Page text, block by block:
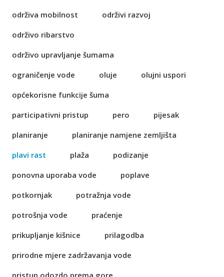
održiva mobilnost
održivi razvoj
održivo ribarstvo
održivo upravljanje šumama
ograničenje vode
oluje
olujni uspori
općekorisne funkcije šuma
participativni pristup
pero
pijesak
planiranje
planiranje namjene zemljišta
plavi rast
plaža
podizanje
ponovna uporaba vode
poplave
potkornjak
potražnja vode
potrošnja vode
praćenje
prikupljanje kišnice
prilagodba
prirodne mjere zadržavanja vode
pristup odozdo prema gore